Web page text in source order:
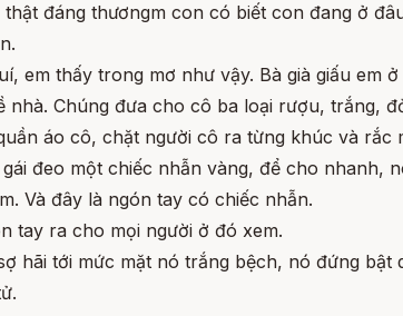
đáng thươngm con có biết con đang ở
em thấy trong mơ như vậy. Bà già giấu em
nhà. Chúng đưa cho cô ba loại rượu, trắng,
áo cô, chặt người cô ra từng khúc và
đeo một chiếc nhẫn vàng, để cho
Và đây là ngón tay có chiếc nhẫn.
tay ra cho mọi người ở đó xem.
hãi tới mức mặt nó trắng bệch, nó đứng